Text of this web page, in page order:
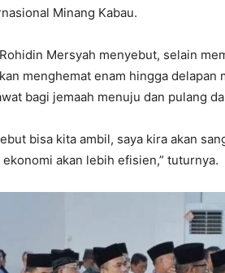
Minang Kabau.
Mersyah menyebut, selain
menghemat enam hingga
bagi jemaah menuju dan pulang
bisa kita ambil, saya kira akan
akan lebih efisien,” tuturnya.